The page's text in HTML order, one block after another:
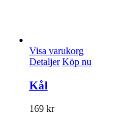
Visa varukorg
Detaljer Köp nu
Kål
169 kr